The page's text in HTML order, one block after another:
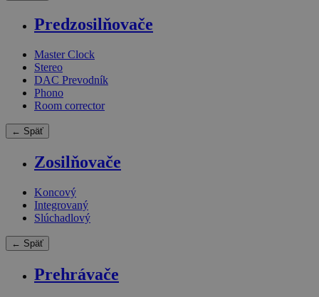
Predzosilňovače
Master Clock
Stereo
DAC Prevodník
Phono
Room corrector
← Späť
Zosilňovače
Koncový
Integrovaný
Slúchadlový
← Späť
Prehrávače